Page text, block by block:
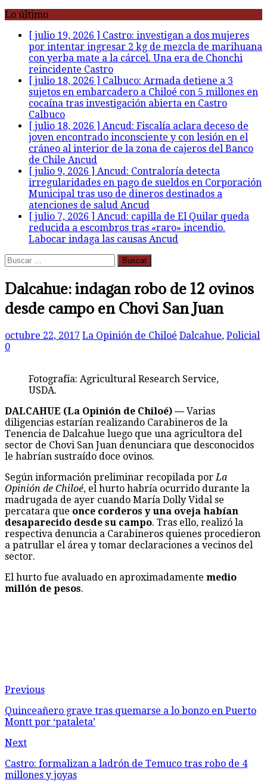
Lo último
[ julio 19, 2026 ] Castro: investigan a dos mujeres
por intentar ingresar 2 kg de mezcla de marihuana
con yerba mate a la cárcel. Una era de Chonchi
reincidente Castro
[ julio 18, 2026 ] Calbuco: Armada detiene a 3
sujetos en embarcadero a Chiloé con 5 millones en
cocaína tras investigación abierta en Castro
Calbuco
[ julio 18, 2026 ] Ancud: Fiscalía aclara deceso de
joven encontrado inconsciente y con lesión en el
cráneo al interior de la zona de cajeros del Banco
de Chile Ancud
[ julio 9, 2026 ] Ancud: Contraloría detecta
irregularidades en pago de sueldos en Corporación
Municipal tras uso de dineros destinados a
atenciones de salud Ancud
[ julio 7, 2026 ] Ancud: capilla de El Quilar queda
reducida a escombros tras «raro» incendio.
Labocar indaga las causas Ancud
Buscar:
Dalcahue: indagan robo de 12 ovinos
desde campo en Chovi San Juan
octubre 22, 2017 La Opinión de Chiloé Dalcahue, Policial
0
Fotografía: Agricultural Research Service,
USDA.
DALCAHUE (La Opinión de Chiloé) — Varias
diligencias estarían realizando Carabineros de la
Tenencia de Dalcahue luego que una agricultora del
sector de Chovi San Juan denunciara que desconocidos
le habrían sustraído doce ovinos.
Según información preliminar recopilada porLa
Opinión de Chiloé, el hurto habría ocurrido durante la
madrugada de ayer cuando María Dolly Vidal se
percatara que once corderos y una oveja habían
desaparecido desde su campo. Tras ello, realizó la
respectiva denuncia a Carabineros quienes procedieron
a patrullar el área y tomar declaraciones a vecinos del
sector.
El hurto fue avaluado en aproximadamente medio
millón de pesos.
Previous
Quinceañero grave tras quemarse a lo bonzo en Puerto
Montt por ‘pataleta’
Next
Castro: formalizan a ladrón de Temuco tras robo de 4
millones y joyas